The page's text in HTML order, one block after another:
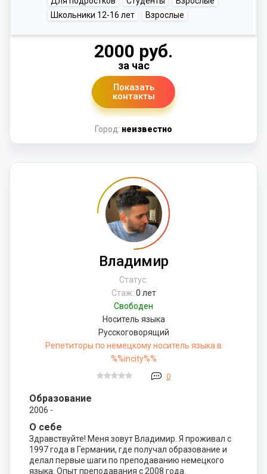
Школьники 12-16 лет
Взрослые
Город: неизвестно
2000 руб.
за час
Показать
контакты
Владимир
Статус:
Стаж: 0 лет
Свободен
Носитель языка
Русскоговорящий
Репетиторы по немецкому носитель языка в
%%incity%%
0
Образование
2006 -
О себе
Здравствуйте! Меня зовут Владимир. Я проживал с
1997 года в Германии, где получал образование и
делал первые шаги по преподаванию немецкого
языка. Опыт преподавания с 2008 года.